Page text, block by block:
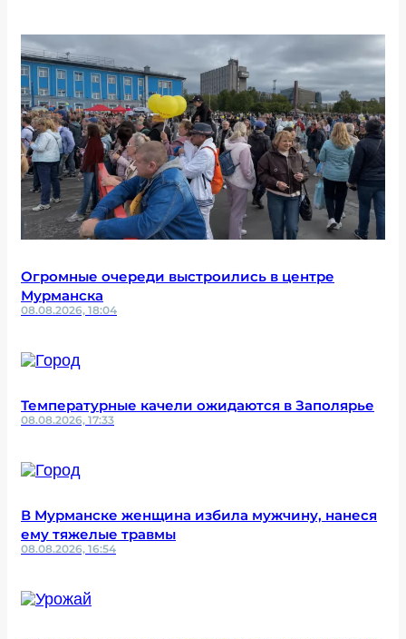
Огромные очереди выстроились в центре
Мурманска
08.08.2026, 18:04
Температурные качели ожидаются в Заполярье
08.08.2026, 17:33
В Мурманске женщина избила мужчину, нанеся
ему тяжелые травмы
08.08.2026, 16:54